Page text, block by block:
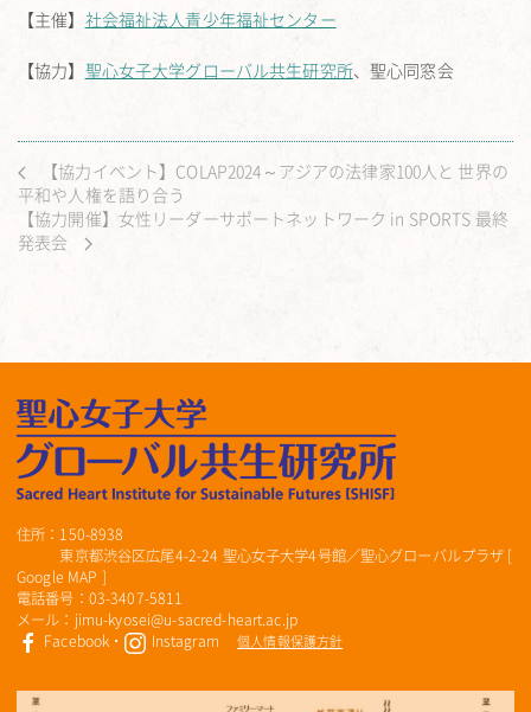
【主催】 社会福祉法人青少年福祉センター
【協力】 聖心女子大学グローバル共生研究所、聖心同窓会
【協力イベント】COLAP2024～アジアの法律家100人と 世界の
平和や人権を語り合う
【協力開催】女性リーダーサポートネットワーク in SPORTS 最終
発表会
住所：150-8938
東京都渋谷区広尾4-2-24 聖心女子大学4号館／聖心グローバルプラザ [
Google MAP ]
電話番号：03-3407-5811
メール：jimu-kyosei@u-sacred-heart.ac.jp
Facebook ・ Instagram 個人情報保護方針